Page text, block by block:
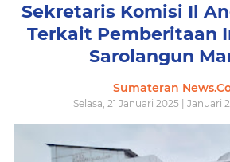
Sekretaris Komisi Il
Terkait Pemberitaan
Sarolangun
Sumateran
Selasa, 21 Januari 2025 | Januari